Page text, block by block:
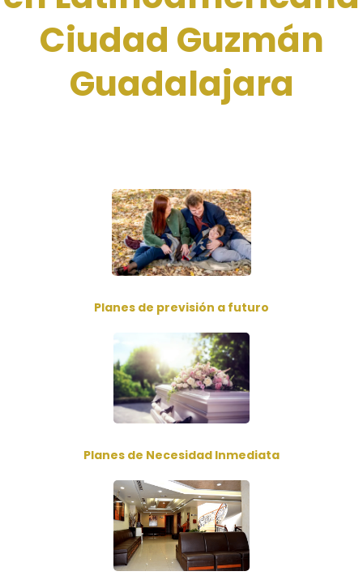
Ciudad Guzmán
Guadalajara
Planes de previsión a futuro
Planes de Necesidad Inmediata